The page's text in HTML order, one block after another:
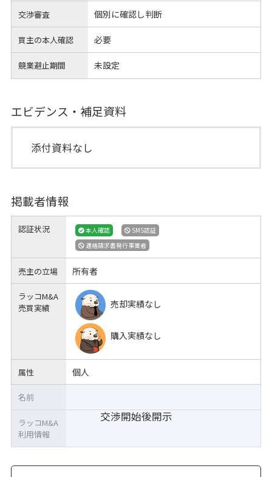
交渉審査 個別に確認し判断
買主の本人確認 必要
競業避止期間 未設定
エビデンス・補足資料
添付資料なし
掲載者情報
認証状況 本人確認
SMS認証
適格請求書発行事業者
売主の立場 所有者
ラッコM&A
売買実績
売却実績なし
購入実績なし
属性 個人
交渉開始後開示
名前
ラッコM&A
利用情報